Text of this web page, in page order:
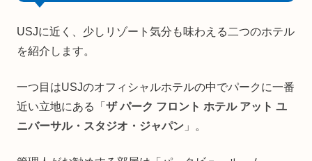
USJに近く、少しリゾート気分も味わえる二つのホテル
を紹介します。
一つ目はUSJのオフィシャルホテルの中でパークに一番
近い立地にある「 ザ パーク フロント ホテル アット ユ
ニバーサル・スタジオ・ジャパン 」。